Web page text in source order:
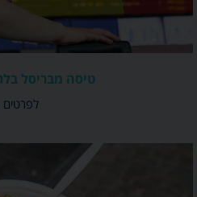
טיסה מבריסל
לפרטים